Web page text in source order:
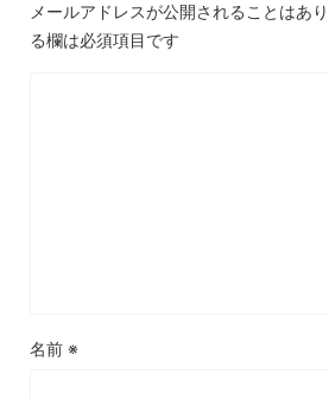
メールアドレスが公開されることはあり
る欄は必須項目です
名前 ※